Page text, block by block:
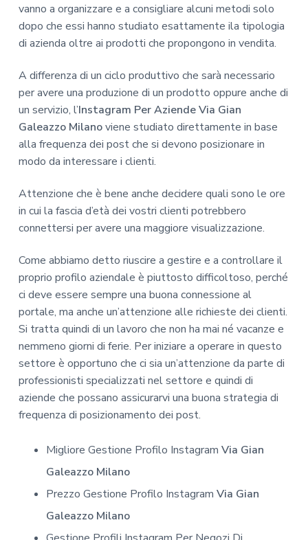
vanno a organizzare e a consigliare alcuni metodi solo
dopo che essi hanno studiato esattamente ila tipologia
di azienda oltre ai prodotti che propongono in vendita.
A differenza di un ciclo produttivo che sarà necessario
per avere una produzione di un prodotto oppure anche di
un servizio, l’Instagram Per Aziende Via Gian
Galeazzo Milanoviene studiato direttamente in base
alla frequenza dei post che si devono posizionare in
modo da interessare i clienti.
Attenzione che è bene anche decidere quali sono le ore
in cui la fascia d’età dei vostri clienti potrebbero
connettersi per avere una maggiore visualizzazione.
Come abbiamo detto riuscire a gestire e a controllare il
proprio profilo aziendale è piuttosto difficoltoso, perché
ci deve essere sempre una buona connessione al
portale, ma anche un’attenzione alle richieste dei clienti.
Si tratta quindi di un lavoro che non ha mai né vacanze e
nemmeno giorni di ferie. Per iniziare a operare in questo
settore è opportuno che ci sia un’attenzione da parte di
professionisti specializzati nel settore e quindi di
aziende che possano assicurarvi una buona strategia di
frequenza di posizionamento dei post.
Migliore Gestione Profilo Instagram Via Gian
Galeazzo Milano
Prezzo Gestione Profilo Instagram Via Gian
Galeazzo Milano